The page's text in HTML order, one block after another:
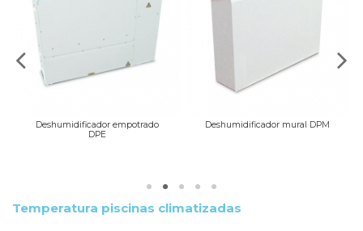
Deshumidificador empotrado
DPE
Deshumidificador mural DPM
Temperatura piscinas climatizadas